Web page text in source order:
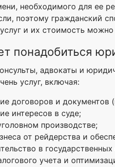
необходимого для ее
поэтому гражданский
и их стоимость
понадобиться
адвокаты и
услуг, включая:
договоров и документов
интересов в суде;
производстве;
от рейдерства и
в государственных
учета и